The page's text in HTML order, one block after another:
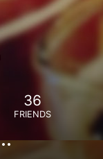
36
FRIENDS